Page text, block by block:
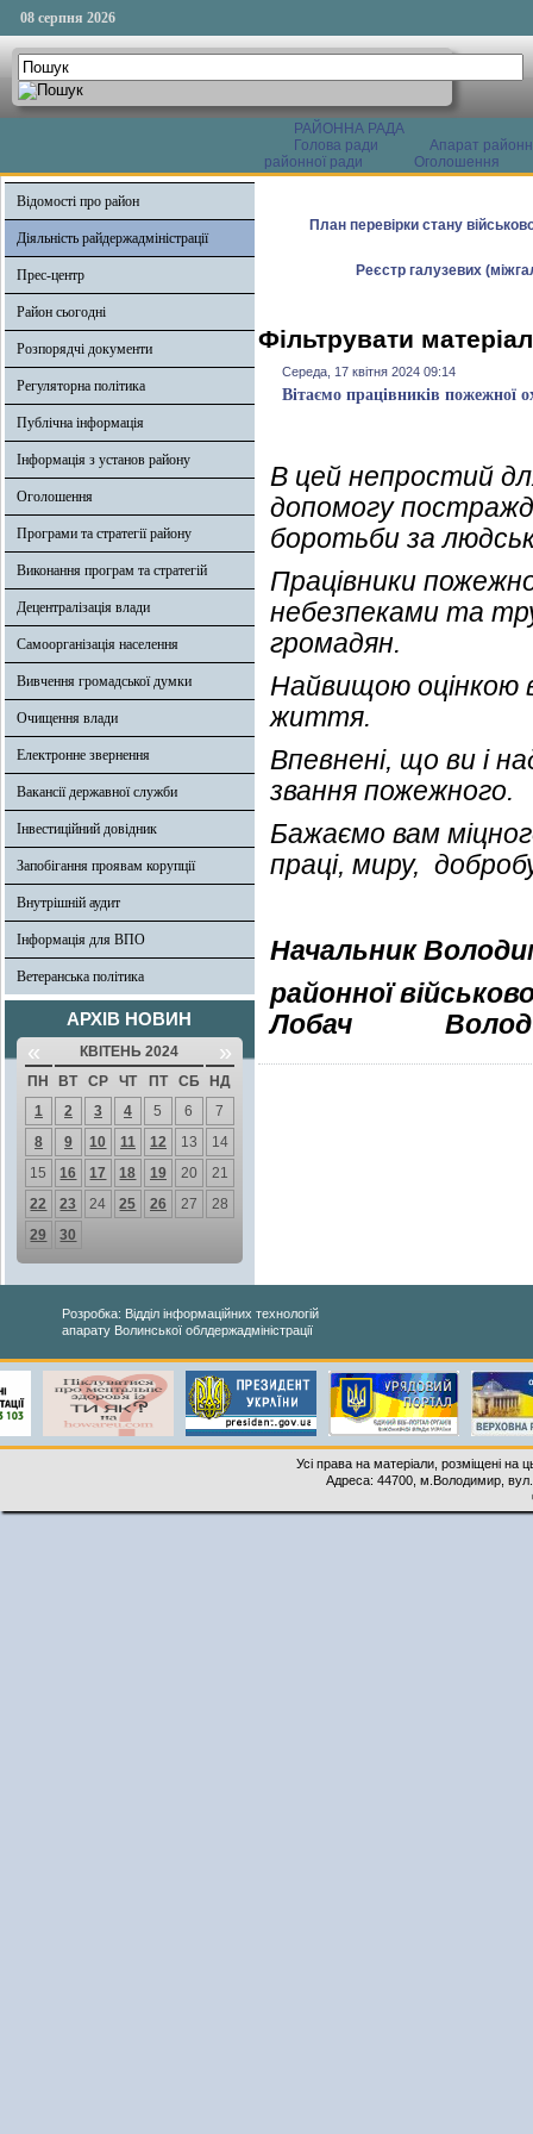
08 серпня 2026
РАЙОННА РАДА
Голова ради
Апарат
районної ради
Оголошення
Відомості про район
Діяльність райдержадміністрації
Прес-центр
Район сьогодні
Розпорядчі документи
Регуляторна політика
Публічна інформація
Інформація з установ району
Оголошення
Програми та стратегії району
Виконання програм та стратегій
Децентралізація влади
Самоорганізація населення
Вивчення громадської думки
Очищення влади
Електронне звернення
Вакансії державної служби
Інвестиційний довідник
Запобігання проявам корупції
Внутрішній аудит
Інформація для ВПО
Ветеранська політика
АРХІВ НОВИН
« КВІТЕНЬ 2024 »
ПН ВТ СР ЧТ ПТ СБ
НД
1
2 3 4 5 6
7
8
9 10 11 12 13
14
15
16 17 18 19 20
21
22
23 24 25 26 27
28
29
30
План перевірки стану
Реєстр галузевих
Фільтрувати
Середа, 17 квітня 2024 09:14
Вітаємо працівників пожежної
В цей непростий
допомогу
боротьби за
Працівники
небезпеками та
громадян.
Найвищою оцінкою
життя.
Впевнені, що ви і
звання пожежного.
Бажаємо вам
праці, миру,
Начальник
районної
Лобач
Розробка: Відділ інформаційних технологій
апарату Волинської облдержадміністрації
Усі права на матеріали, розміщені на
Адреса: 44700, м.Володимир,